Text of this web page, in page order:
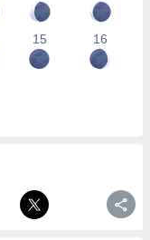
15 16